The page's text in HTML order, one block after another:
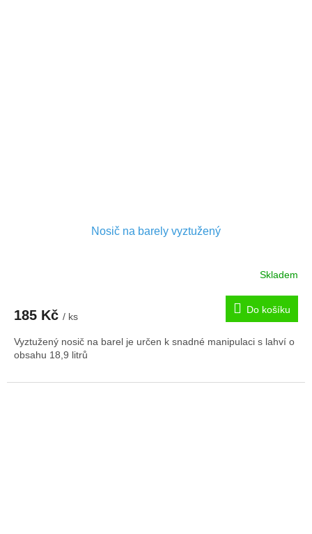
Nosič na barely vyztužený
Skladem
185 Kč / ks
Do košíku
Vyztužený nosič na barel je určen k snadné manipulaci s lahví o
obsahu 18,9 litrů